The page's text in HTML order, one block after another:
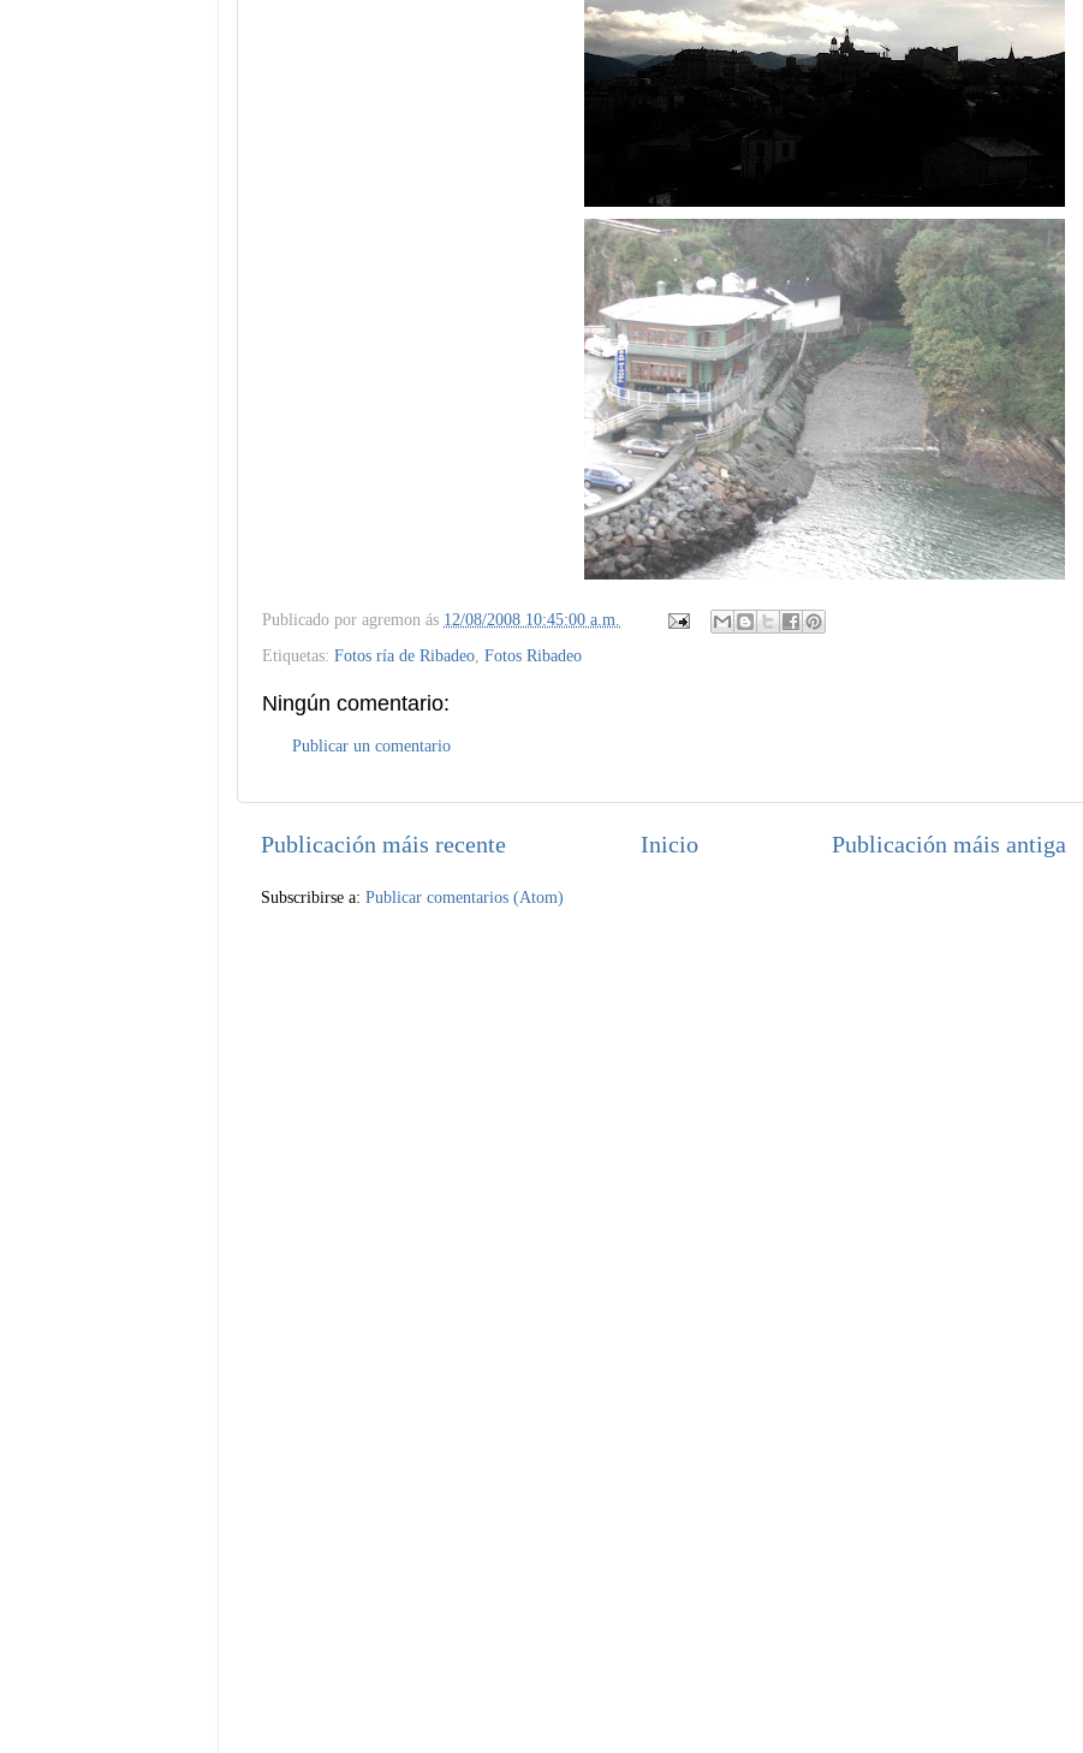
Publicado por agremon ás 12/08/2008 10:45:00 a.m.
Etiquetas: Fotos ría de Ribadeo Fotos Ribadeo
Ningún comentario:
Publicar un comentario
Publicación máis recente Publicación máis antiga
Inicio
Subscribirse a: Publicar comentarios (Atom)